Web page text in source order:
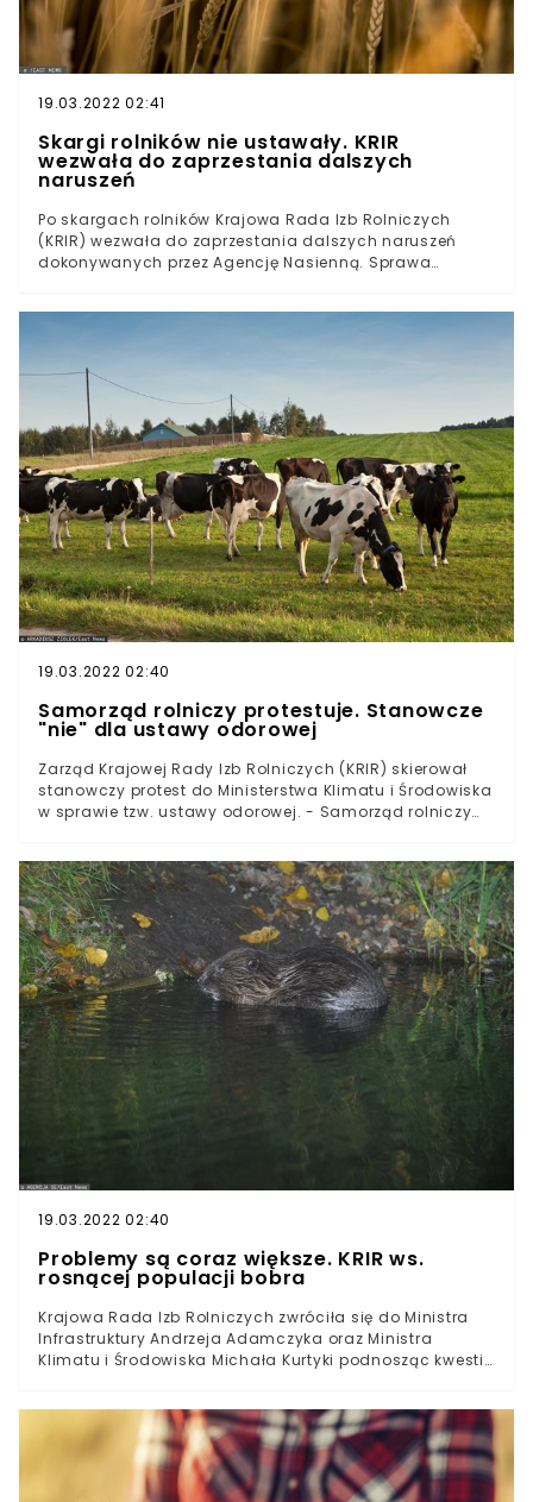
19.03.2022 02:41
Skargi rolników nie ustawały. KRIR
wezwała do zaprzestania dalszych
naruszeń
Po skargach rolników Krajowa Rada Izb Rolniczych
(KRIR) wezwała do zaprzestania dalszych naruszeń
dokonywanych przez Agencję Nasienną. Sprawa
Nasienna Sp. z o.o. miała naruszać przepisy ustawy z
dnia 26 czerwca 2003 r. o ochronie prawnej odmian
roślin. - Rolnicy bowiem informują, że Agencja Nasienna
sp. z o.o. wzywa ich do przedstawienia informacji o
wykorzystaniu materiału siewnego, objętego ochroną
krajową - informuje Krajowa Rada Izb Rolniczych.
19.03.2022 02:40
Samorząd rolniczy protestuje. Stanowcze
"nie" dla ustawy odorowej
Zarząd Krajowej Rady Izb Rolniczych (KRIR) skierował
stanowczy protest do Ministerstwa Klimatu i Środowiska
w sprawie tzw. ustawy odorowej. - Samorząd rolniczy
zarządu KRIR przepisy, które zostały zawarte w projekcie
ustawy o minimalnej odległości dla planowanego
przedsięwzięcia sektora rolnictwa, którego
funkcjonowanie może wiązać się z ryzykiem
powstawania uciążliwości zapachowe, są "szkodliwe
prowadzenia i rozwoju gospodarstw rodzinnych
prowadzących produkcję zwierzęcą". W związku z tym, 7
lipca bieżącego roku do Ministerstwa Klimatu i
Środowiska, prezydenta, premiera, marszałek Sejmu,
marszałka Senatu, ministra rolnictwa oraz Szefów
Klubów Parlamentarnych wysłany został stanowczy
przeciw KRIR.
19.03.2022 02:40
Problemy są coraz większe. KRIR ws.
rosnącej populacji bobra
Krajowa Rada Izb Rolniczych zwróciła się do Ministra
Infrastruktury Andrzeja Adamczyka oraz Ministra
Klimatu i Środowiska Michała Kurtyki podnosząc kwestię
na VIII posiedzeniu Krajowej Rady Izb Rolniczych, zwrócił
się do Andrzeja Adamczyka oraz Michała Kurtyki w
sprawie ograniczenia populacji bobra, oraz o
zobowiązanie Państwowego Gospodarstwa Wodnego